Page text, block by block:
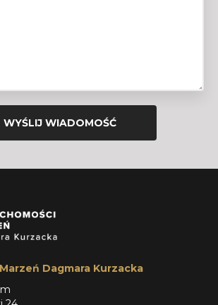
Dagmara Kurzacka